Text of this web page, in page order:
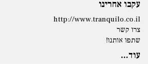
עקבו אחרינו
http://www.tranquilo.co.il
צרו קשר
שתפו אותנו!
עוד...